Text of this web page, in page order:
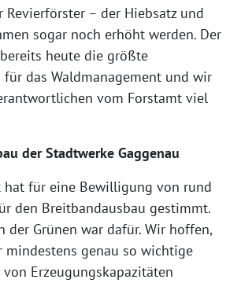
Revierförster – der Hiebsatz und
sogar noch erhöht werden. Der
heute die größte
für das Waldmanagement und wir
vom Forstamt viel
der Stadtwerke Gaggenau
hat für eine Bewilligung von rund
den Breitbandausbau gestimmt.
der Grünen war dafür. Wir hoffen,
mindestens genau so wichtige
Erzeugungskapazitäten